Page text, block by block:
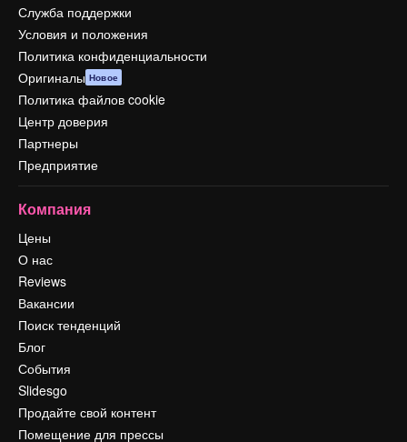
Служба поддержки
Условия и положения
Политика конфиденциальности
Оригиналы Новое
Политика файлов cookie
Центр доверия
Партнеры
Предприятие
Компания
Цены
О нас
Reviews
Вакансии
Поиск тенденций
Блог
События
Slidesgo
Продайте свой контент
Помещение для прессы